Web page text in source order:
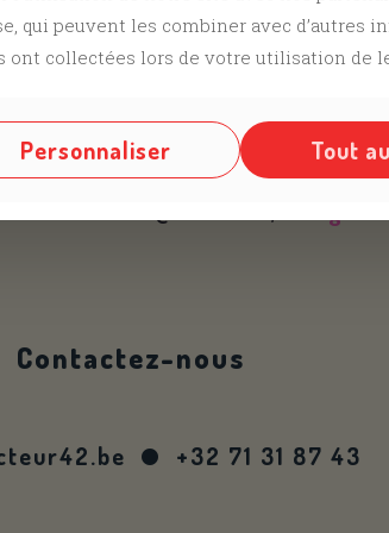
(copy)
24/10/2025 (copy)
Vous devez être
Contactez-nous
+32 71 31 87 43
qui peuvent les combiner avec d’autres
ont collectées lors de votre utilisation de
Personnaliser Tout